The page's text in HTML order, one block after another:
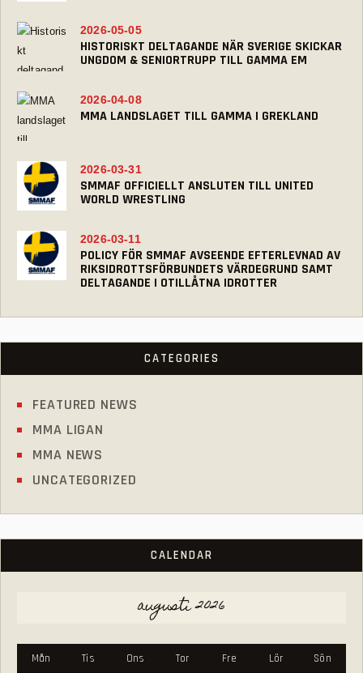
HISTORISKT DELTAGANDE NÄR SVERIGE SKICKAR
UNGDOM & SENIORTRUPP TILL GAMMA EM
2026-05-05
MMA LANDSLAGET TILL GAMMA I GREKLAND
2026-04-08
SMMAF OFFICIELLT ANSLUTEN TILL UNITED
WORLD WRESTLING
2026-03-31
POLICY FÖR SMMAF AVSEENDE EFTERLEVNAD AV
RIKSIDROTTSFÖRBUNDETS VÄRDEGRUND SAMT
DELTAGANDE I OTILLÅTNA IDROTTER
2026-03-11
CATEGORIES
FEATURED NEWS
MMA LIGAN
MMA NEWS
UNCATEGORIZED
CALENDAR
augusti 2026
Mån Tis Ons Tor Fre Lör Sön